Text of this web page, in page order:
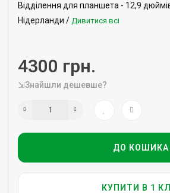
Відділення для планшета - 12,9
Нідерланди / Дивитися всі
4300 грн.
⇲Знайшли дешевше?
ДО КОШИКА
КУПИТИ В 1